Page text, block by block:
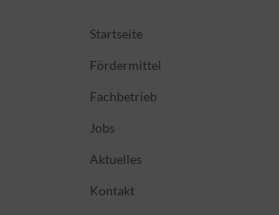
Startseite
Fördermittel
Fachbetrieb
Jobs
Aktuelles
Kontakt